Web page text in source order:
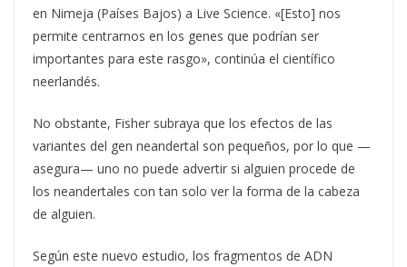
en Nimeja (Países Bajos) a Live Science. «[Esto] nos
permite centrarnos en los genes que podrían ser
importantes para este rasgo», continúa el científico
neerlandés.
No obstante, Fisher subraya que los efectos de las
variantes del gen neandertal son pequeños, por lo que —
asegura— uno no puede advertir si alguien procede de
los neandertales con tan solo ver la forma de la cabeza
de alguien.
Según este nuevo estudio, los fragmentos de ADN